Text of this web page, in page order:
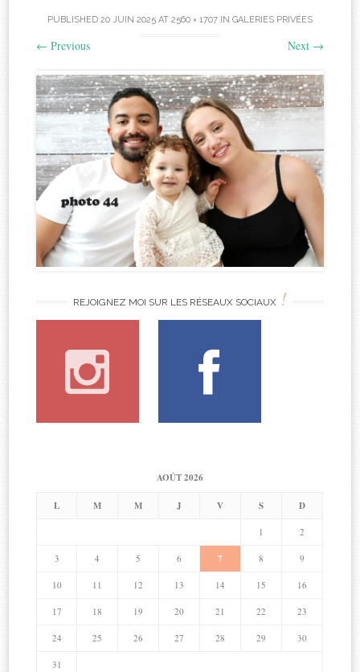
PUBLISHED 20 JUIN 2025 AT 2560 × 1707 IN GALERIES PRIVÉES
← Previous Next →
REJOIGNEZ MOI SUR LES RÉSEAUX SOCIAUX !
AOÛT 2026
L M M J V S D
1 2
3 4 5 6 7 8 9
10 11 12 13 14 15 16
17 18 19 20 21 22 23
24 25 26 27 28 29 30
31